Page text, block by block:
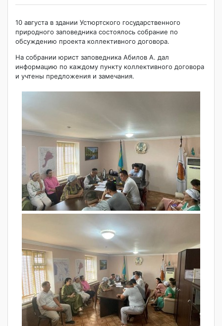
10 августа в здании Устюртского государственного
природного заповедника состоялось собрание по
обсуждению проекта коллективного договора.
На собрании юрист заповедника Абилов А. дал
информацию по каждому пункту коллективного договора
и учтены предложения и замечания.